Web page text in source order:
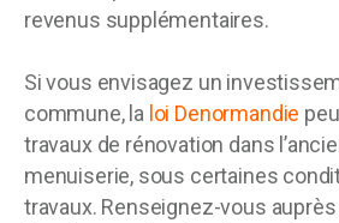
revenus supplémentaires.
Si vous envisagez un
commune, la loi Denormandie
travaux de rénovation dans
menuiserie, sous certaines
travaux. Renseignez-vous auprès